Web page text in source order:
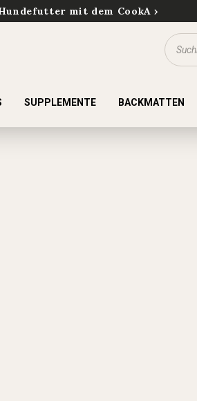
mit dem CookA
SUPPLEMENTE BACKMATTEN